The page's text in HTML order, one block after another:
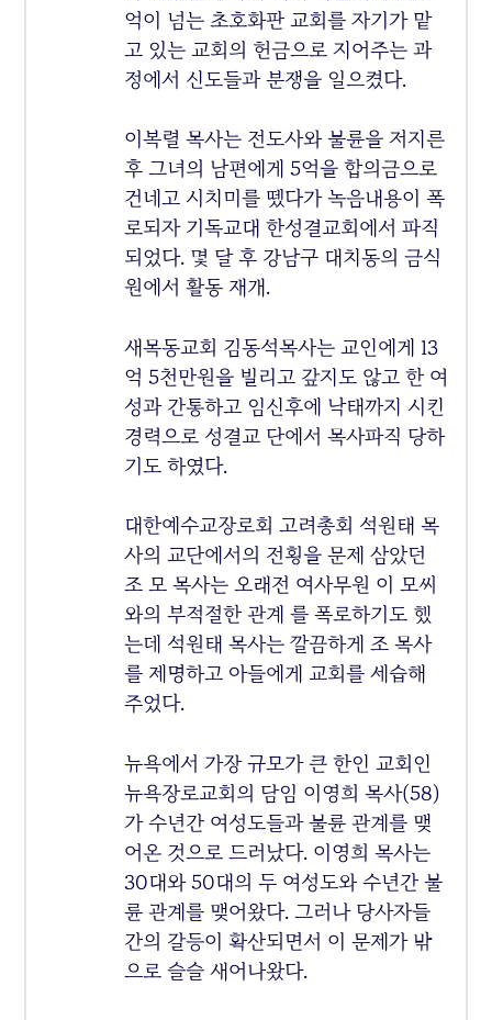
억이 넘는 초호화판 교회를 자기가 맡
고 있는 교회의 헌금으로 지어주는 과
정에서 신도들과 분쟁을 일으켰다.
이복렬 목사는 전도사와 불륜을 저지른
후 그녀의 남편에게 5억을 합의금으로
건네고 시치미를 뗐다가 녹음내용이 폭
로되자 기독교대 한성결교회에서 파직
되었다. 몇 달 후 강남구 대치동의 금식
원에서 활동 재개.
새목동교회 김동석목사는 교인에게 13
억 5천만원을 빌리고 갚지도 않고 한 여
성과 간통하고 임신후에 낙태까지 시킨
경력으로 성결교 단에서 목사파직 당하
기도 하였다.
대한예수교장로회 고려총회 석원태 목
사의 교단에서의 전횡을 문제 삼았던
조 모 목사는 오래전 여사무원 이 모씨
와의 부적절한 관계 를 폭로하기도 했
는데 석원태 목사는 깔끔하게 조 목사
를 제명하고 아들에게 교회를 세습해
주었다.
뉴욕에서 가장 규모가 큰 한인 교회인
뉴욕장로교회의 담임 이영희 목사(58)
가 수년간 여성도들과 불륜 관계를 맺
어온 것으로 드러났다. 이영희 목사는
30대와 50대의 두 여성도와 수년간 불
륜 관계를 맺어왔다. 그러나 당사자들
간의 갈등이 확산되면서 이 문제가 밖
으로 슬슬 새어나왔다.